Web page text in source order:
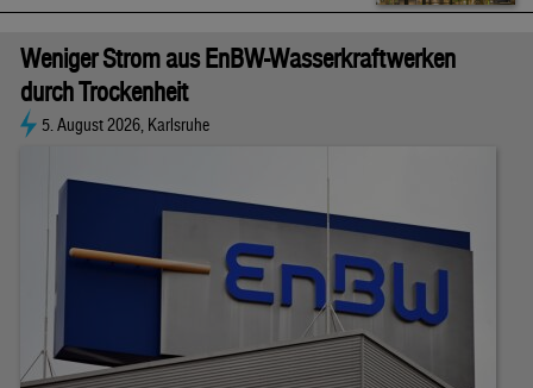
Weniger Strom aus EnBW-Wasserkraftwerken
durch Trockenheit
5. August 2026, Karlsruhe